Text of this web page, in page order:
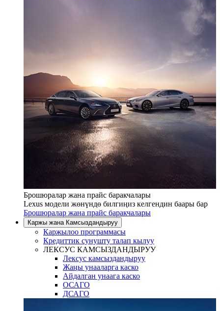
Брошюралар жана прайс баракчалары
Lexus модели жөнүндө билгиңиз келгендин баары бар
Брошюралар жана прайс баракчалары
Каржы жана Камсыздандыруу
Каржылоо программасы
Кредиттик сунушту талап кылуу
ЛЕКСУС КАМСЫЗДАНДЫРУУ
Лексус камсыздандыруу
Жаңы унааларга каско
Айдалган унаага каско
ОСАГО
ДСАГО